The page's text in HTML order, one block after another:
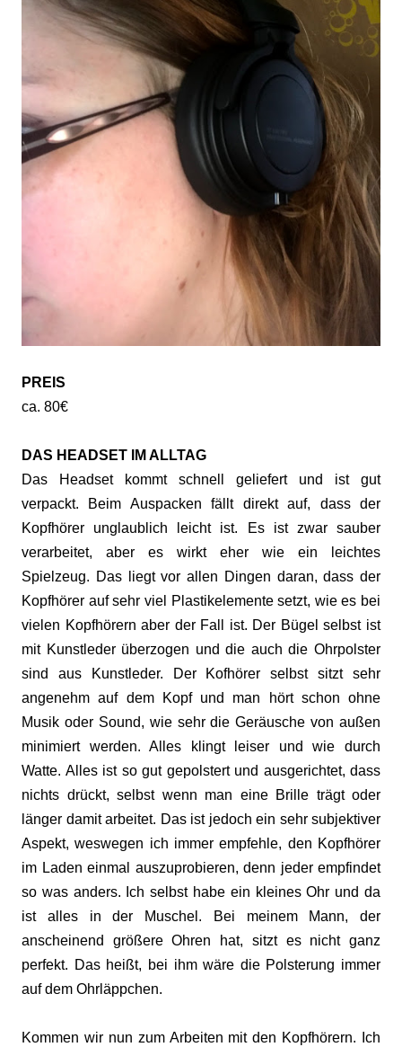
PREIS
ca. 80€
DAS HEADSET IM ALLTAG
Das Headset kommt schnell geliefert und ist gut
verpackt. Beim Auspacken fällt direkt auf, dass der
Kopfhörer unglaublich leicht ist. Es ist zwar sauber
verarbeitet, aber es wirkt eher wie ein leichtes
Spielzeug. Das liegt vor allen Dingen daran, dass der
Kopfhörer auf sehr viel Plastikelemente setzt, wie es bei
vielen Kopfhörern aber der Fall ist. Der Bügel selbst ist
mit Kunstleder überzogen und die auch die Ohrpolster
sind aus Kunstleder. Der Kofhörer selbst sitzt sehr
angenehm auf dem Kopf und man hört schon ohne
Musik oder Sound, wie sehr die Geräusche von außen
minimiert werden. Alles klingt leiser und wie durch
Watte. Alles ist so gut gepolstert und ausgerichtet, dass
nichts drückt, selbst wenn man eine Brille trägt oder
länger damit arbeitet. Das ist jedoch ein sehr subjektiver
Aspekt, weswegen ich immer empfehle, den Kopfhörer
im Laden einmal auszuprobieren, denn jeder empfindet
so was anders. Ich selbst habe ein kleines Ohr und da
ist alles in der Muschel. Bei meinem Mann, der
anscheinend größere Ohren hat, sitzt es nicht ganz
perfekt. Das heißt, bei ihm wäre die Polsterung immer
auf dem Ohrläppchen.
Kommen wir nun zum Arbeiten mit den Kopfhörern. Ich